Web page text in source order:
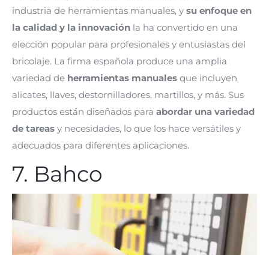
industria de herramientas manuales, y su enfoque en
la calidad y la innovación la ha convertido en una
elección popular para profesionales y entusiastas del
bricolaje. La firma española produce una amplia
variedad de herramientas manuales que incluyen
alicates, llaves, destornilladores, martillos, y más. Sus
productos están diseñados para abordar una variedad
de tareas y necesidades, lo que los hace versátiles y
adecuados para diferentes aplicaciones.
7. Bahco